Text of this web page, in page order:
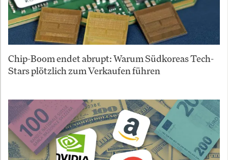
Chip-Boom endet abrupt: Warum Südkoreas Tech-
Stars plötzlich zum Verkaufen führen